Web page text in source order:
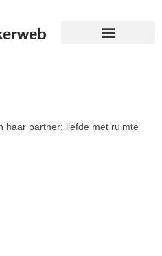
haar partner: liefde met ruimte